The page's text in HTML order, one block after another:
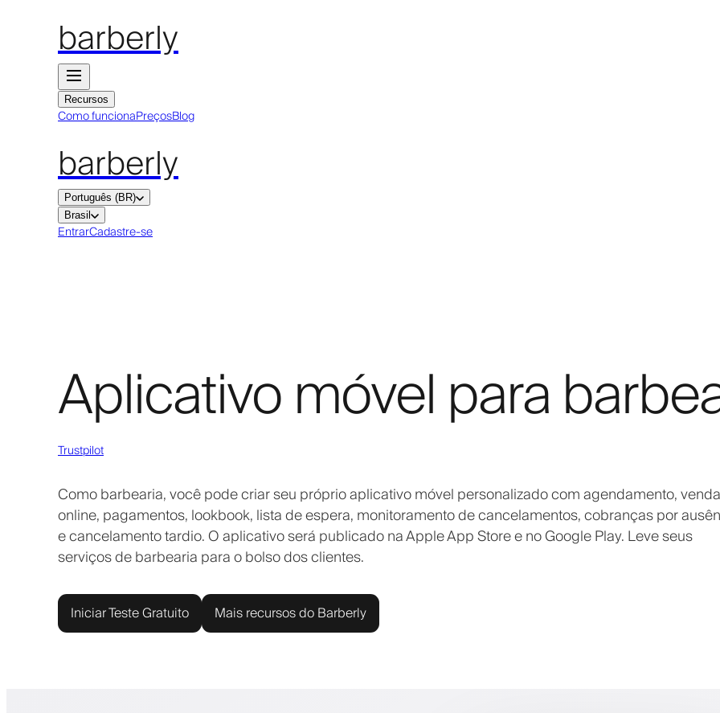
barberly
Recursos
Como funcionaPreçosBlog
barberly
Português (BR)
Brasil
EntrarCadastre-se
Aplicativo móvel para
Trustpilot
Como barbearia, você pode criar seu próprio aplicativo móvel personalizado com agendamento,
online, pagamentos, lookbook, lista de espera, monitoramento de cancelamentos, cobranças por
e cancelamento tardio. O aplicativo será publicado na Apple App Store e no Google Play. Leve seus
serviços de barbearia para o bolso dos clientes.
Iniciar Teste Gratuito Mais recursos do Barberly